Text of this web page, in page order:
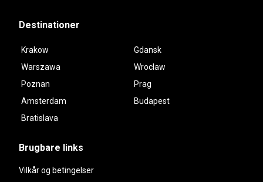
Destinationer
Krakow
Gdansk
Warszawa
Wroclaw
Poznan
Prag
Amsterdam
Budapest
Bratislava
Brugbare links
Vilkår og betingelser